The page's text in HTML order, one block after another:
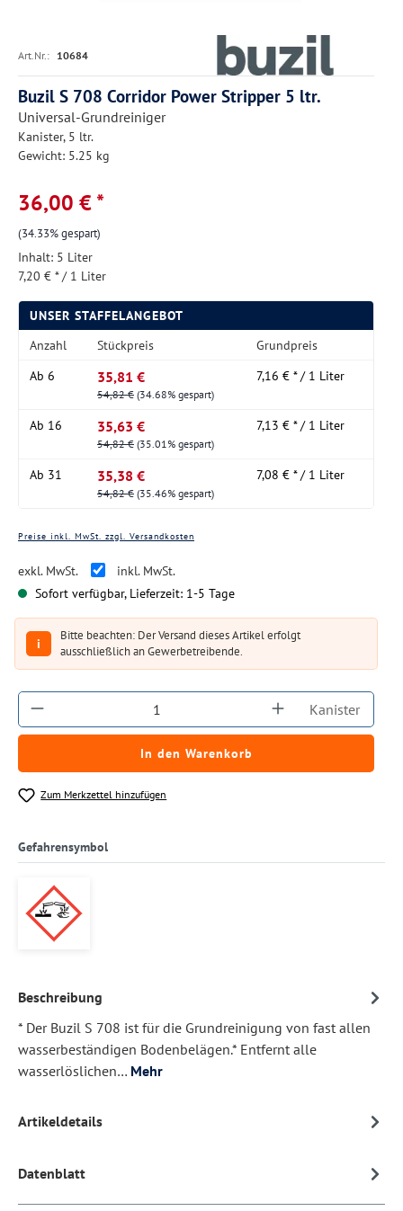
Art.Nr.: 10684
Buzil S 708 Corridor Power Stripper 5 ltr.
Universal-Grundreiniger
Kanister, 5 ltr.
Gewicht: 5.25 kg
36,00 € *
(34.33% gespart)
Inhalt: 5 Liter
7,20 € * / 1 Liter
UNSER STAFFELANGEBOT
Anzahl
Stückpreis
Grundpreis
Ab 6 35,81 €
54,82 € (34.68% gespart)
7,16 € * / 1 Liter
Ab 16 35,63 €
54,82 € (35.01% gespart)
7,13 € * / 1 Liter
Ab 31 35,38 €
54,82 € (35.46% gespart)
7,08 € * / 1 Liter
Preise inkl. MwSt. zzgl. Versandkosten
exkl. MwSt.
inkl. MwSt.
Sofort verfügbar, Lieferzeit: 1-5 Tage
i
Bitte beachten: Der Versand dieses Artikel erfolgt
ausschließlich an Gewerbetreibende.
Produkt Anzahl: Gib den gewünschten
Kanister
In den Warenkorb
Zum Merkzettel hinzufügen
Gefahrensymbol
Beschreibung
* Der Buzil S 708 ist für die Grundreinigung von fast allen
wasserbeständigen Bodenbelägen.* Entfernt alle
wasserlöslichen… Mehr
Artikeldetails
Datenblatt